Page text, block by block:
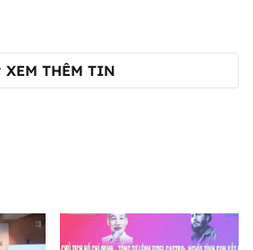
XEM THÊM TIN